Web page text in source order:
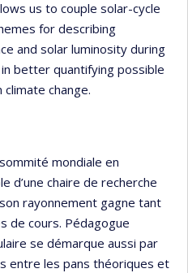
us to couple solar-cycle
for describing
and solar luminosity during
better quantifying possible
change.
mondiale en
d’une chaire de recherche
rayonnement gagne tant
de cours. Pédagogue
se démarque aussi par
entre les pans théoriques et